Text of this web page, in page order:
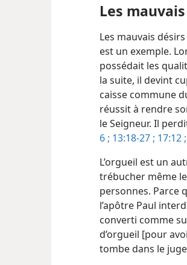
Les
Les mauvais
est un exemple.
possédait les
la suite, il devint
caisse commune
réussit à rendre
le Seigneur. Il
6 ; 13:18-27 ; 17:12 ;
L’orgueil est un
trébucher même
personnes. Parce
l’apôtre Paul
converti comme
d’orgueil [pour
tombe dans le